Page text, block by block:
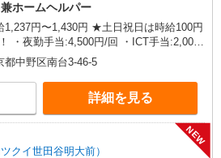
ホームヘルパー
円〜1,430円 ★土日祝日は時給100円
・夜勤手当:4,500円/回 ・ICT手当:2,000
与幅は資格・経験等による
都中野区南台3-46-5
詳細を見る
クイ世田谷明大前）
NEW